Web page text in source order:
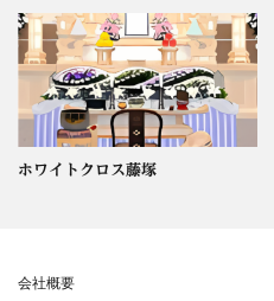
ホワイトクロス藤塚
会社概要